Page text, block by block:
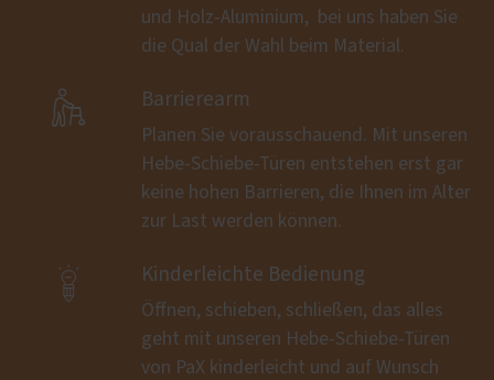
und Holz-Aluminium, ­ bei uns haben Sie
die Qual der Wahl beim Material.
 Barrierearm
Planen Sie vorausschauend. Mit unseren
Hebe-Schiebe-Türen entstehen erst gar
keine hohen Barrieren, die Ihnen im Alter
zur Last werden können.
 Kinderleichte Bedienung
Öffnen, schieben, schließen, das alles
geht mit unseren Hebe-Schiebe-Türen
von PaX kinderleicht und auf Wunsch